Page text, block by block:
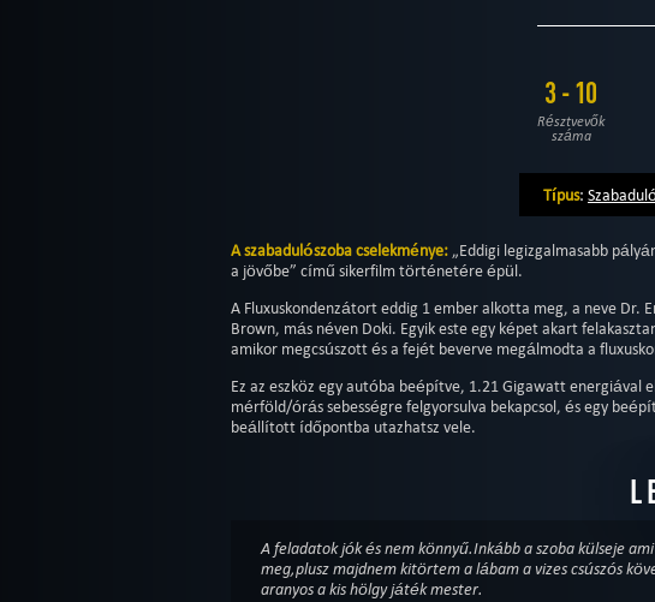
3 - 10
Résztvevők
száma
Típus:
A szabadulószoba cselekménye: „Eddigi legizgalmasabb
a jövőbe” című sikerfilm történetére épül.
A Fluxuskondenzátort eddig 1 ember alkotta meg, a neve Dr.
Brown, más néven Doki. Egyik este egy képet akart
amikor megcsúszott és a fejét beverve megálmodta a
Ez az eszköz egy autóba beépítve, 1.21 Gigawatt energiával
mérföld/órás sebességre felgyorsulva bekapcsol, és egy
beállított ídőpontba utazhatsz vele.
A feladatok jók és nem könnyű.Inkább a szoba külseje
meg,plusz majdnem kitörtem a lábam a vizes csúszós
aranyos a kis hölgy játék mester.